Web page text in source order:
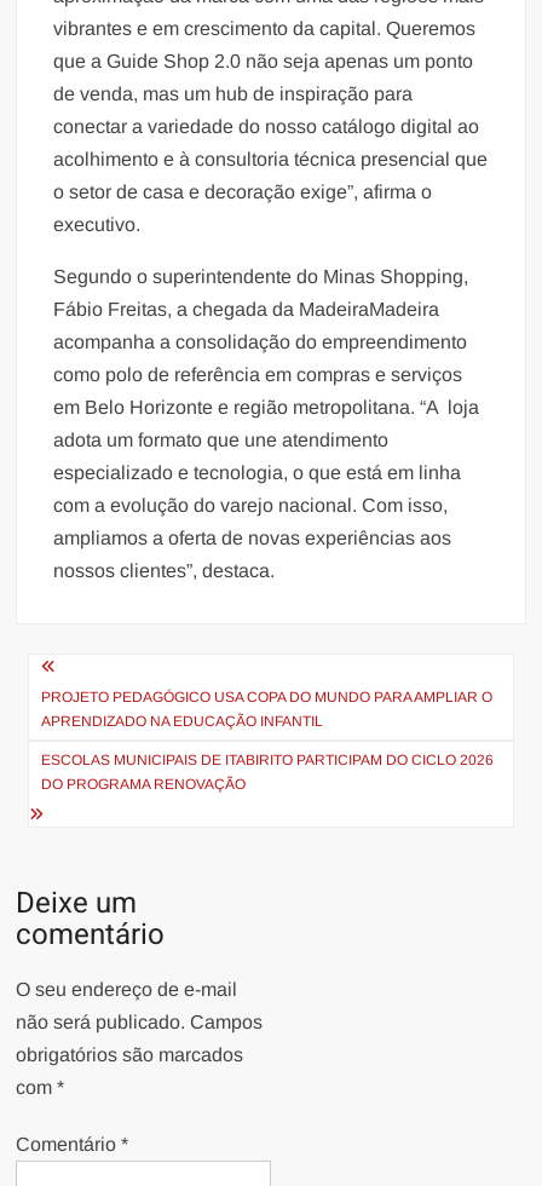
vibrantes e em crescimento da capital. Queremos
que a Guide Shop 2.0 não seja apenas um ponto
de venda, mas um hub de inspiração para
conectar a variedade do nosso catálogo digital ao
acolhimento e à consultoria técnica presencial que
o setor de casa e decoração exige”, afirma o
executivo.
Segundo o superintendente do Minas Shopping,
Fábio Freitas, a chegada da MadeiraMadeira
acompanha a consolidação do empreendimento
como polo de referência em compras e serviços
em Belo Horizonte e região metropolitana. “A loja
adota um formato que une atendimento
especializado e tecnologia, o que está em linha
com a evolução do varejo nacional. Com isso,
ampliamos a oferta de novas experiências aos
nossos clientes”, destaca.
Navegação
de
Post
PROJETO PEDAGÓGICO USA COPA DO MUNDO PARA AMPLIAR O
APRENDIZADO NA EDUCAÇÃO INFANTIL
ESCOLAS MUNICIPAIS DE ITABIRITO PARTICIPAM DO CICLO 2026
DO PROGRAMA RENOVAÇÃO
Deixe um
comentário
O seu endereço de e-mail
não será publicado. Campos
obrigatórios são marcados
com*
Comentário*